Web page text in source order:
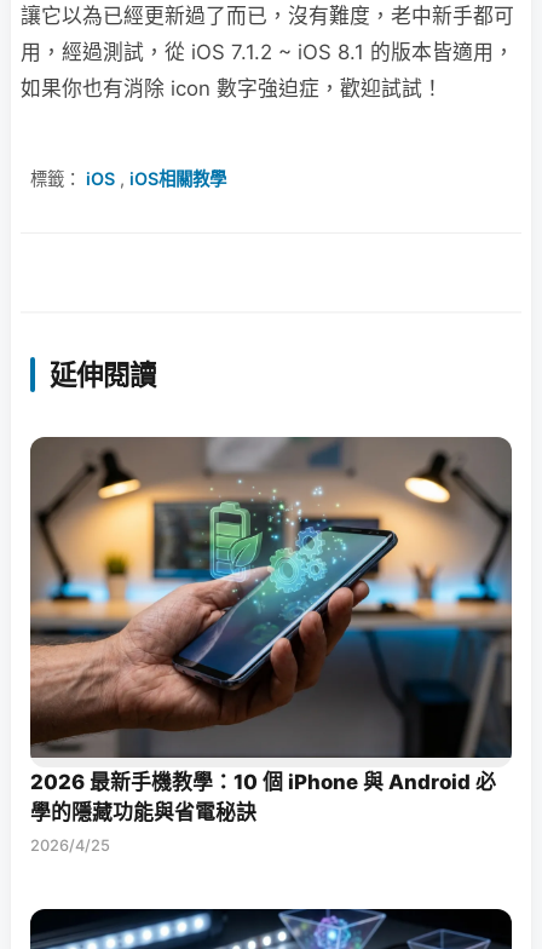
讓它以為已經更新過了而已，沒有難度，老中新手都可
用，經過測試，從 iOS 7.1.2 ~ iOS 8.1 的版本皆適用，
如果你也有消除 icon 數字強迫症，歡迎試試！
標籤： iOS , iOS相關教學
延伸閱讀
2026 最新手機教學：10 個 iPhone 與 Android 必
學的隱藏功能與省電秘訣
2026/4/25